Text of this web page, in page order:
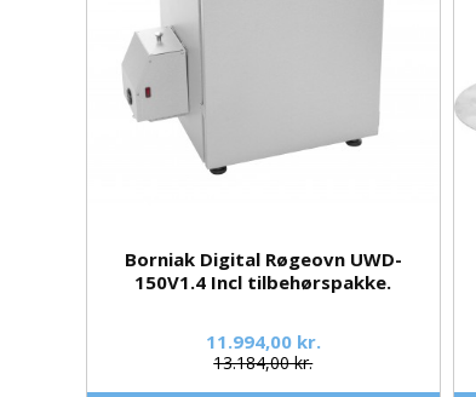
Borniak Digital Røgeovn UWD-
150V1.4 Incl tilbehørspakke.
11.994,00 kr.
13.184,00 kr.